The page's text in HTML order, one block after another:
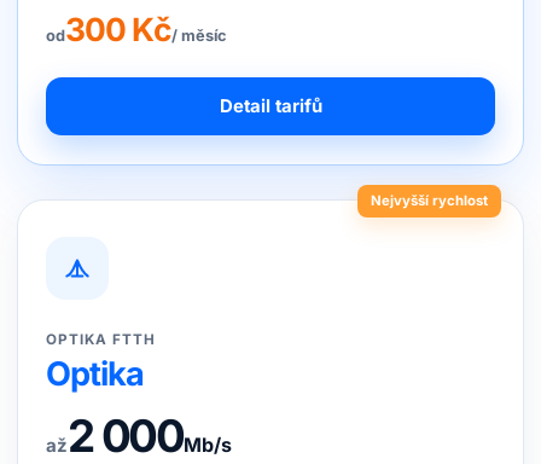
od300 Kč/ měsíc
Detail tarifů
Nejvyšší rychlost
OPTIKA FTTH
Optika
až2 000Mb/s